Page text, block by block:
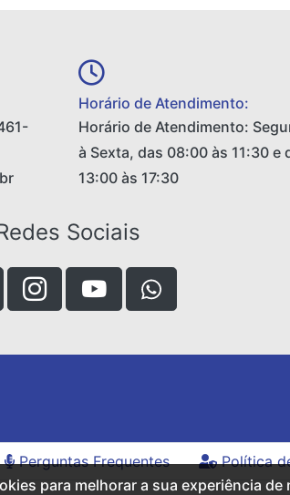
Horário de Atendimento:
Horário de Atendimento:
à Sexta, das 08:00 às 11:30 e
13:00 às 17:30
Sociais
Perguntas Frequentes
Política
para melhorar a sua experiência de